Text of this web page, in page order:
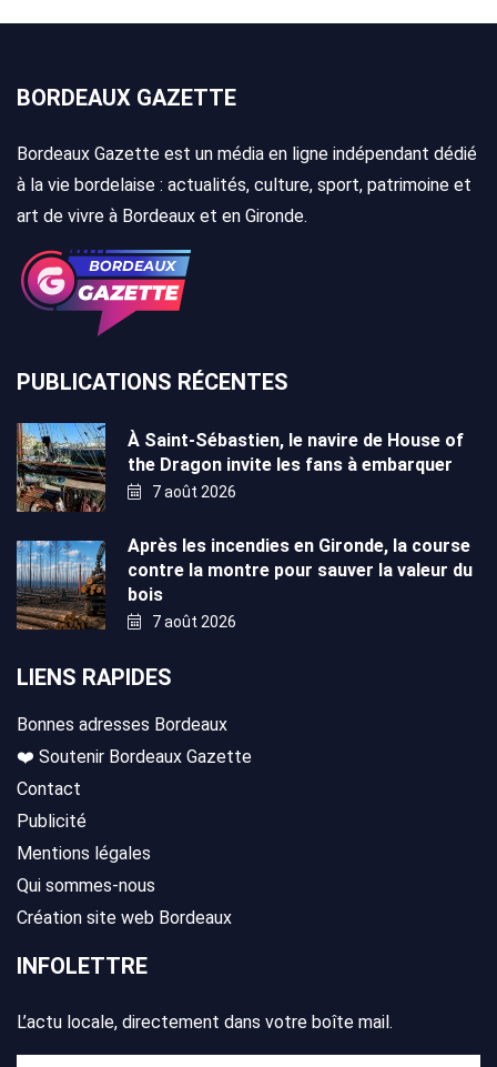
BORDEAUX GAZETTE
Bordeaux Gazette est un média en ligne indépendant dédié
à la vie bordelaise : actualités, culture, sport, patrimoine et
art de vivre à Bordeaux et en Gironde.
PUBLICATIONS RÉCENTES
À Saint-Sébastien, le navire de House of
the Dragon invite les fans à embarquer
7 août 2026
Après les incendies en Gironde, la course
contre la montre pour sauver la valeur du
bois
7 août 2026
LIENS RAPIDES
Bonnes adresses Bordeaux
❤️ Soutenir Bordeaux Gazette
Contact
Publicité
Mentions légales
Qui sommes-nous
Création site web Bordeaux
INFOLETTRE
L’actu locale, directement dans votre boîte mail.